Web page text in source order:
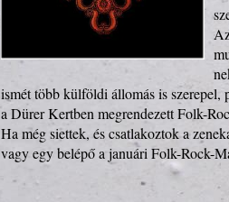
ismét több külföldi állomás is
a Dürer Kertben megrendezett Folk-
Ha még siettek, és csatlakoztok a
vagy egy belépő a januári Folk-Rock-